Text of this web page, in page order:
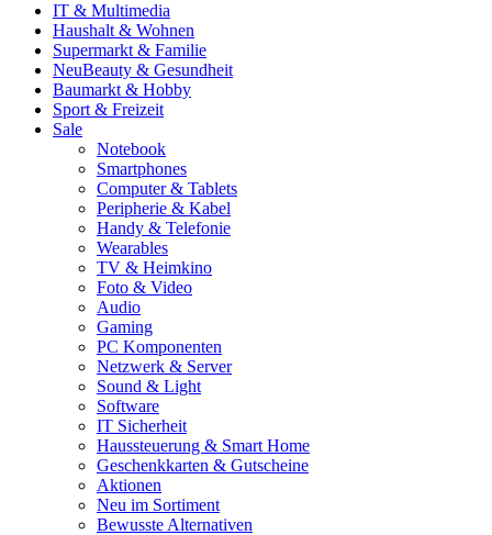
IT & Multimedia
Haushalt & Wohnen
Supermarkt & Familie
NeuBeauty & Gesundheit
Baumarkt & Hobby
Sport & Freizeit
Sale
Notebook
Smartphones
Computer & Tablets
Peripherie & Kabel
Handy & Telefonie
Wearables
TV & Heimkino
Foto & Video
Audio
Gaming
PC Komponenten
Netzwerk & Server
Sound & Light
Software
IT Sicherheit
Haussteuerung & Smart Home
Geschenkkarten & Gutscheine
Aktionen
Neu im Sortiment
Bewusste Alternativen